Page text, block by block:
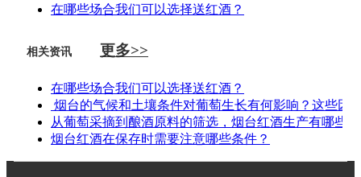
在哪些场合我们可以选择送红酒？
相关资讯 更多>>
在哪些场合我们可以选择送红酒？
烟台的气候和土壤条件对葡萄生长有何影响？这些因
从葡萄采摘到酿酒原料的筛选，烟台红酒生产有哪些
烟台红酒在保存时需要注意哪些条件？